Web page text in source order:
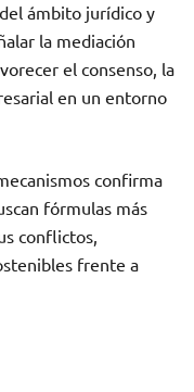
ámbito jurídico y
la mediación
el consenso, la
en un entorno
confirma
fórmulas más
conflictos,
frente a